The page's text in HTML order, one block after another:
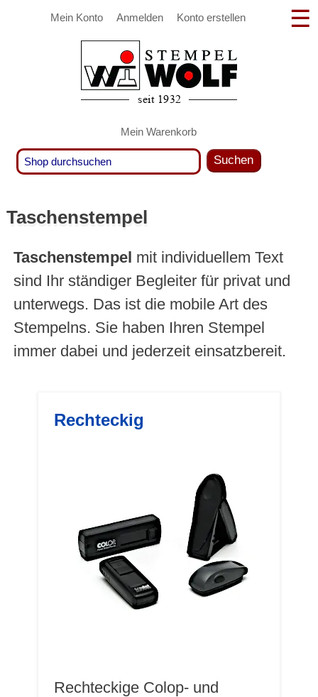
Mein Konto Anmelden Konto erstellen
Mein Warenkorb
Suchen
Taschenstempel
Taschenstempel mit individuellem Text
sind Ihr ständiger Begleiter für privat und
unterwegs. Das ist die mobile Art des
Stempelns. Sie haben Ihren Stempel
immer dabei und jederzeit einsatzbereit.
Rechteckig
Rechteckige Colop- und